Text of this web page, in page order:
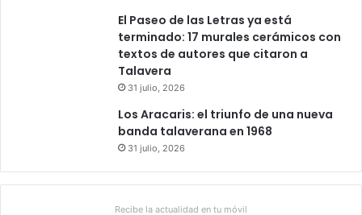
El Paseo de las Letras ya está
terminado: 17 murales cerámicos con
textos de autores que citaron a
Talavera
31 julio, 2026
Los Aracaris: el triunfo de una nueva
banda talaverana en 1968
31 julio, 2026
Recibe la actualidad en tu móvil